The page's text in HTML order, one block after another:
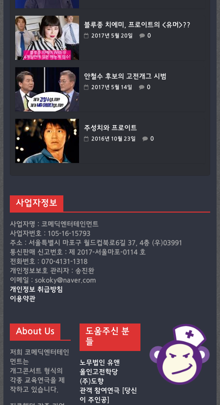
블루종 치에미, 프로이트의 <유머>??
2017년 5월 20일 0
안철수 후보의 고전개그 시범
2017년 5월 14일 0
주성치와 프로이트
2016년 10월 23일 0
사업자정보
사업자명 : 코메딕엔터테인먼트
사업자번호 : 105-16-15793
주소 : 서울특별시 마포구 월드컵북로6길 37, 4층 (우)03991
통신판매 신고번호 : 제 2017-서울마포-0114 호
전화번호 : 070-4131-1318
개인정보보호 관리자 : 송진완
이메일 : sokoky@naver.com
개인정보 취급방침
이용약관
About Us
저희 코메딕엔터테인
먼트는
개그콘서트 형식의
각종 교육연극을 제
작하고 있습니다.
도움주신 분
들
노무법인 유앤
올인고전학당
(주)도향
관객 참여연극 [당신
이 주인공]